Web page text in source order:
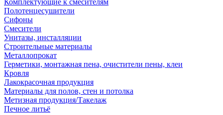
Комплектующие к смесителям
Полотенцесушители
Сифоны
Смесители
Унитазы, инсталляции
Строительные материалы
Металлопрокат
Герметики, монтажная пена, очистители пены, клеи
Кровля
Лакокрасочная продукция
Материалы для полов, стен и потолка
Метизная продукция/Такелаж
Печное литьё